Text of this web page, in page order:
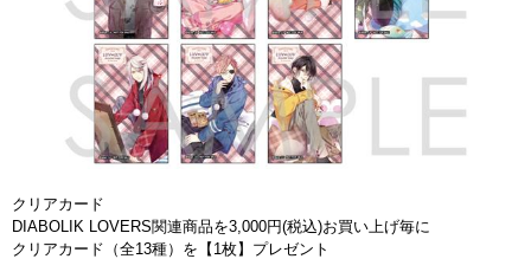
クリアカード
DIABOLIK LOVERS関連商品を3,000円(税込)お買い上げ毎に
クリアカード（全13種）を【1枚】プレゼント